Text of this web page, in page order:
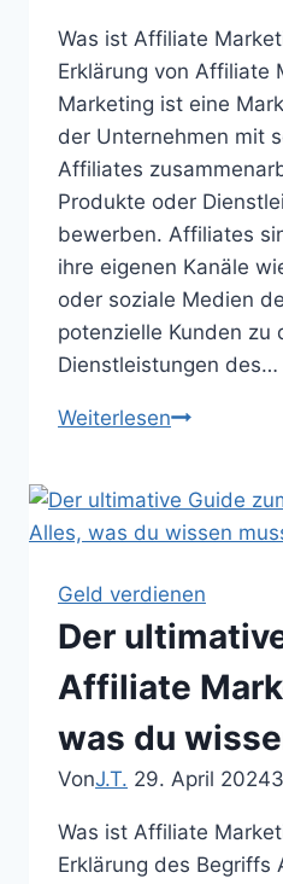
Was ist Affiliate
Erklärung von Affiliate
Marketing ist eine
der Unternehmen mit
Affiliates
Produkte oder
bewerben. Affiliates
ihre eigenen Kanäle
oder soziale Medien
potenzielle Kunden zu
Dienstleistungen des…
WeiterlesenDie
Affiliate
Marketings:
und
Rollen
Geld verdienen
Der
Affiliate
was du
VonJ.T. 29. April 2024
Was ist Affiliate
Erklärung des Begriffs